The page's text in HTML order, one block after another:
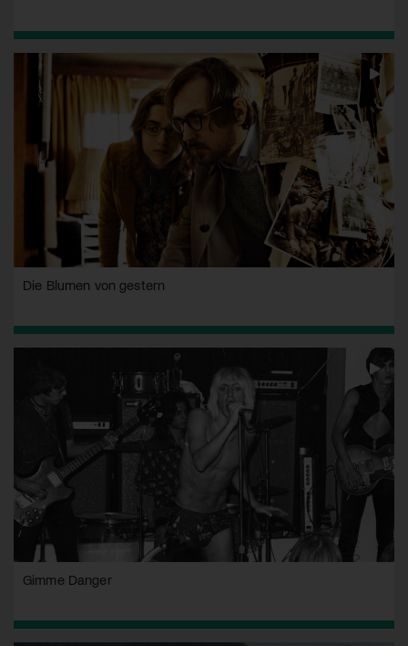
Die Blumen von gestern
Gimme Danger